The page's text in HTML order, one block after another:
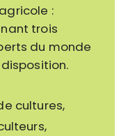
:
trois
du monde
cultures,